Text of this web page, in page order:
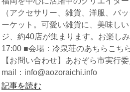
（アクセサリー、雑貨、洋服、バ
ーケット。可愛い雑貨に、美味し
ジ、約40店が集まります。お楽し
17:00 ■会場：冷泉荘のあちらこち
【お問い合わせ】あおぞら市実
mail：info@aozoraichi.info
記事を読む